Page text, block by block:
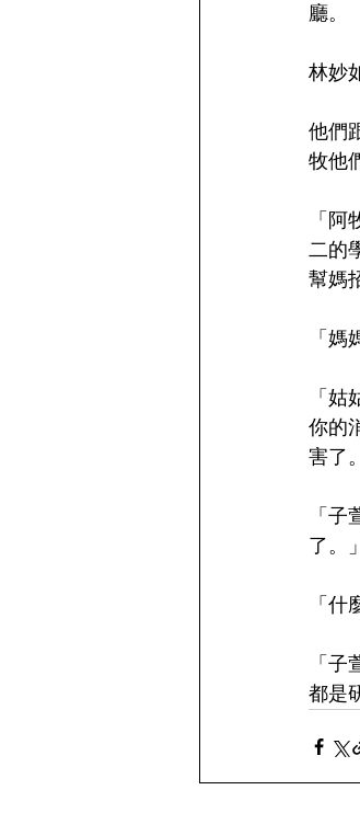
廳。
林妙
他們
牧他
「
二的
幫媽
「
「
你的
害了
「
了。
「
「
都是